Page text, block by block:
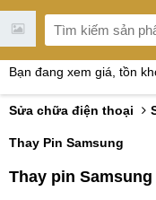
Bạn đang xem giá, tồn
Sửa chữa điện thoại
Thay Pin Samsung
Thay pin